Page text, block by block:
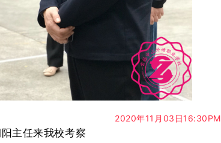
2020年11月03日16:30PM
主任来我校考察